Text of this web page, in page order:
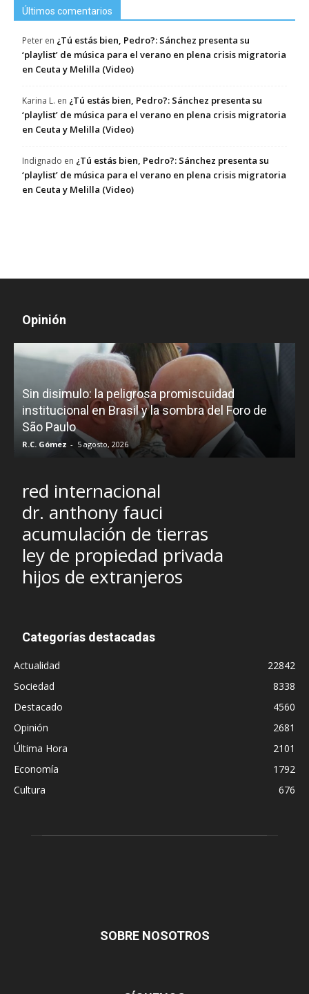
Últimos comentarios
Peter en ¿Tú estás bien, Pedro?: Sánchez presenta su
‘playlist’ de música para el verano en plena crisis migratoria
en Ceuta y Melilla (Video)
Karina L. en ¿Tú estás bien, Pedro?: Sánchez presenta su
‘playlist’ de música para el verano en plena crisis migratoria
en Ceuta y Melilla (Video)
Indignado en ¿Tú estás bien, Pedro?: Sánchez presenta su
‘playlist’ de música para el verano en plena crisis migratoria
en Ceuta y Melilla (Video)
Opinión
Sin disimulo: la peligrosa promiscuidad
institucional en Brasil y la sombra del Foro de
São Paulo
R.C. Gómez - 5 agosto, 2026
red internacional
dr. anthony fauci
acumulación de tierras
ley de propiedad privada
hijos de extranjeros
Categorías destacadas
Actualidad
22842
Sociedad
8338
Destacado
4560
Opinión
2681
Última Hora
2101
Economía
1792
Cultura
676
SOBRE NOSOTROS